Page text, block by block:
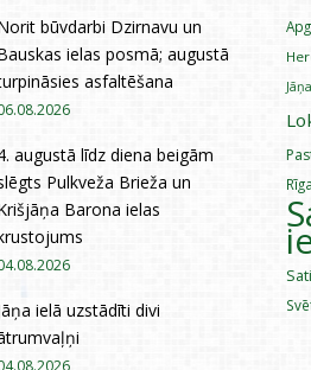
būvdarbi Dzirnavu un
ielas posmā; augustā
asfaltēšana
augustā līdz diena beigām
Pulkveža Brieža un
Barona ielas
ielā uzstādīti divi